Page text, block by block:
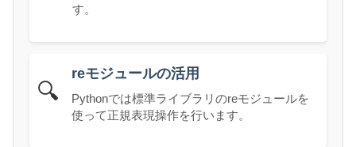
す。
🔍
reモジュールの活用
Pythonでは標準ライブラリのreモジュールを
使って正規表現操作を行います。